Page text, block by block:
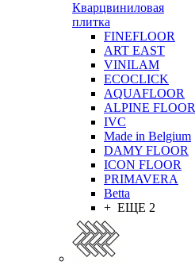
Кварцвиниловая
плитка
FINEFLOOR
ART EAST
VINILAM
ECOCLICK
AQUAFLOOR
ALPINE FLOOR
IVC
Made in Belgium
DAMY FLOOR
ICON FLOOR
PRIMAVERA
Betta
+ ЕЩЕ 2